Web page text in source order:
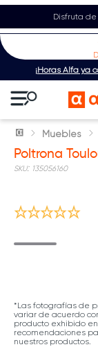
Disfruta de
¡Horas Alfa ya
Muebles
Poltrona
: 135056160
*Las fotografías de
variar de acuerdo
producto exhibido
recomendaciones
nuestros productos.